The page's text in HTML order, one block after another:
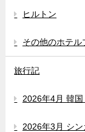
ヒルトン
その他のホテル
旅行記
2026年4月 韓国
2026年3月 シ